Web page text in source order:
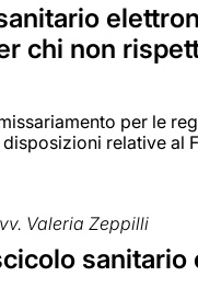
chi non
per le
relative al
Valeria Zeppilli
sanitario